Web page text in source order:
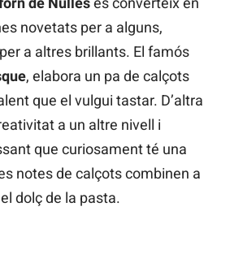
novetats per a alguns,
a altres brillants. El famós
, elabora un pa de calçots
que el vulgui tastar. D’altra
a un altre nivell i
que curiosament té una
notes de calçots combinen a
dolç de la pasta.